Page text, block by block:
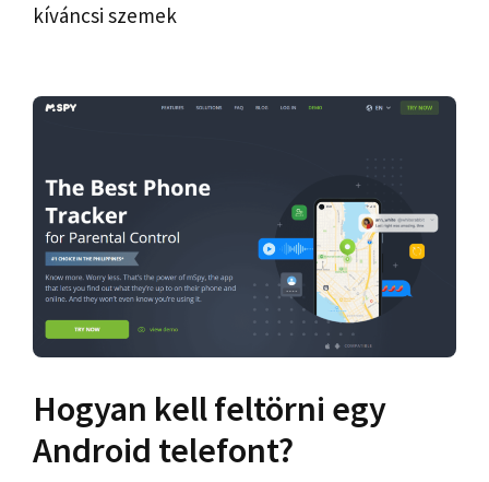
kíváncsi szemek
Hogyan kell feltörni egy
Android telefont?